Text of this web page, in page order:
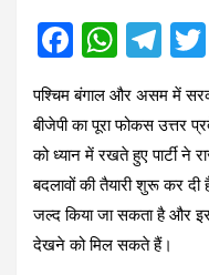
F
a
ce
b
o
o
k
W
h
at
s
A
p
p
T
el
e
gr
a
m
पश्चिम बंगाल और असम में
बीजेपी का पूरा फोकस उत्तर
को ध्यान में रखते हुए पार्टी ने
बदलावों की तैयारी शुरू कर दी
जल्द किया जा सकता है और
देखने को मिल सकते हैं।